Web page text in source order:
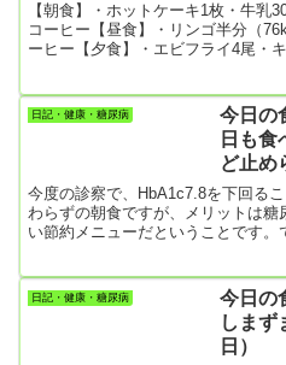
【朝食】・ホットケーキ1枚・牛乳
コーヒー【昼食】・リンゴ半分（
ーヒー【夕食】・エビフライ4尾・
はまずまずの食生活だった。ただ
ばですが。昨日から肩の痛みも少し
なってきた。来週後半には診察が
日記・健康・糖尿病
今日の
日も食
ど止
なるこ
今度の診察で、HbA1c7.8を下回る
わらずの朝食ですが、メリットは糖
い節約メニューだということです。
食】・バナナ 3本・「チーズ入りサ
28㎉でヘルシーです）「チーズ入
入りサンドはんぺん」もとっても
日記・健康・糖尿病
今日の
しまず
日）